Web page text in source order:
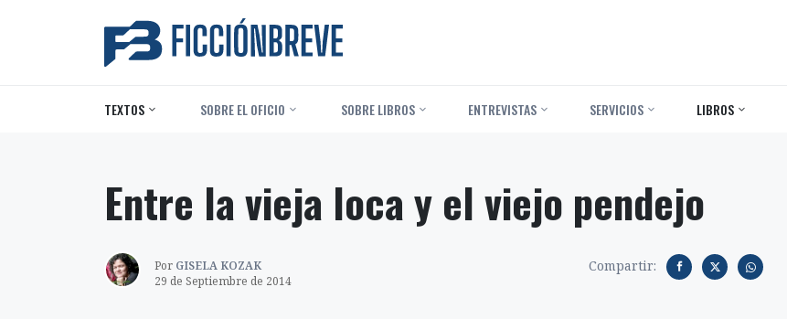
TEXTOS ‎ SOBRE EL OFICIO ‎ SOBRE LIBROS ENTREVISTAS SERVICIOS LIBROS
Entre la vieja loca y el viejo pendejo
Por GISELA KOZAK
29 de Septiembre de 2014
Compartir: